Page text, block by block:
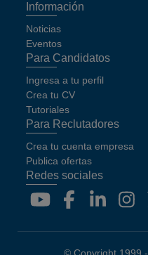
Información
Noticias
Eventos
Para Candidatos
Ingresa a tu perfil
Crea tu CV
Tutoriales
Para Reclutadores
Crea tu cuenta empresa
Publica ofertas
Redes sociales